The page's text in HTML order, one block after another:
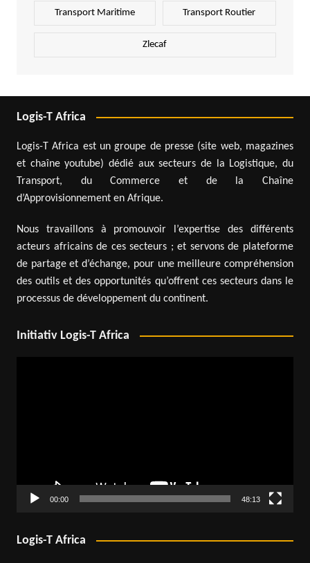
Transport Maritime Transport Routier
Zlecaf
Logis-T Africa
Logis-T Africa est un groupe de presse (site web, magazines
et chaîne youtube) dédié aux secteurs de la Logistique, du
Transport, du Commerce et de la Chaîne
d’Approvisionnement en Afrique.
Nous travaillons à promouvoir l’expertise des différents
acteurs africains de ces secteurs ; et servons de plateforme
de partage et d’échange, pour une meilleure compréhension
des outils et des opportunités qu’offrent ces secteurs dans le
processus de développement du continent.
Initiativ Logis-T Africa
00:00 48:13
Logis-T Africa